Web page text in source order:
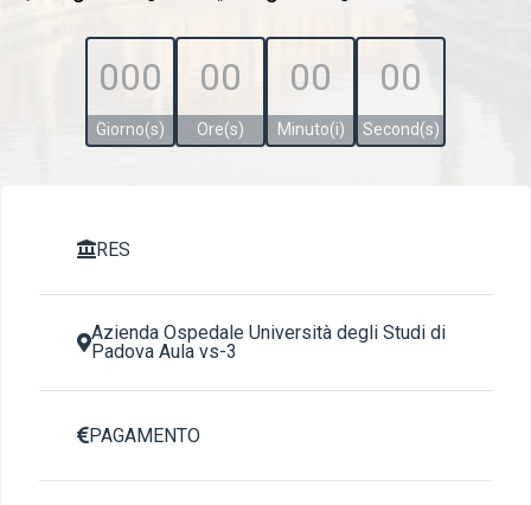
000
Giorno(s)
00
Ore(s)
00
Minuto(i)
00
Second(s)
RES
Azienda Ospedale Università degli Studi di
Padova Aula vs-3
PAGAMENTO